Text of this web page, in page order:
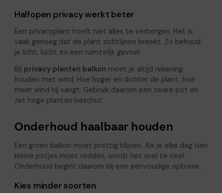
Halfopen privacy werkt beter
Een privacyplant hoeft niet alles te verbergen. Het is
vaak genoeg dat de plant zichtlijnen breekt. Zo behoud
je licht, lucht en een ruimtelijk gevoel.
Bij privacy planten balkon moet je altijd rekening
houden met wind. Hoe hoger en dichter de plant, hoe
meer wind hij vangt. Gebruik daarom een zware pot en
zet hoge planten beschut.
Onderhoud haalbaar houden
Een groen balkon moet prettig blijven. Als je elke dag tien
kleine potjes moet redden, wordt het snel te veel.
Onderhoud begint daarom bij een eenvoudige opbouw.
Kies minder soorten